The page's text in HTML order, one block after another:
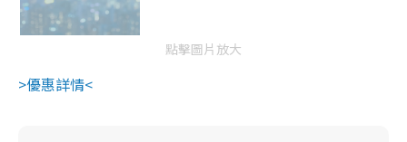
點擊圖片放大
>優惠詳情<